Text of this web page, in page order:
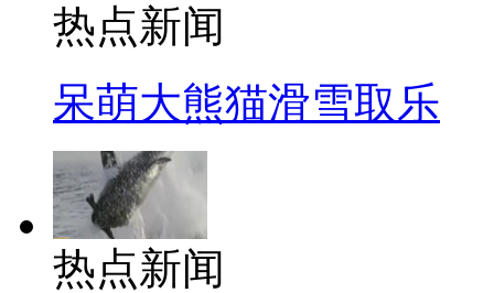
热点新闻
呆萌大熊猫滑雪取乐
热点新闻